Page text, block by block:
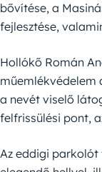
bővítése, a
fejlesztése,
Hollókő Román
műemlékvédelem
a nevét viselő
felfrissülési pont,
Az eddigi parkolót